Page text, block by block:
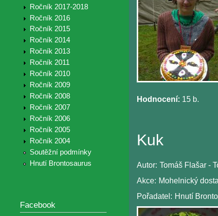
Ročník 2017-2018
Ročník 2016
Ročník 2015
Ročník 2014
Ročník 2013
Ročník 2011
Ročník 2010
Ročník 2009
Ročník 2008
Ročník 2007
Ročník 2006
Ročník 2005
Ročník 2004
Soutěžní podmínky
Hnutí Brontosaurus
Facebook
Hodnocení: 15 b.
Kuk
Autor: Tomáš Flašar -
Akce: Mohelnický
Pořadatel: Hnutí